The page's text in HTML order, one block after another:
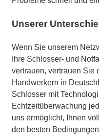
Unserer
Wenn Sie unserem
Ihre Schlosser- und
vertrauen, vertrauen Sie
Handwerkern in
Schlosser mit
Echtzeitüberwachung
uns ermöglicht, Ihnen
den besten